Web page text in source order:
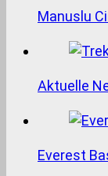
Manuslu
Aktuelle
Everest